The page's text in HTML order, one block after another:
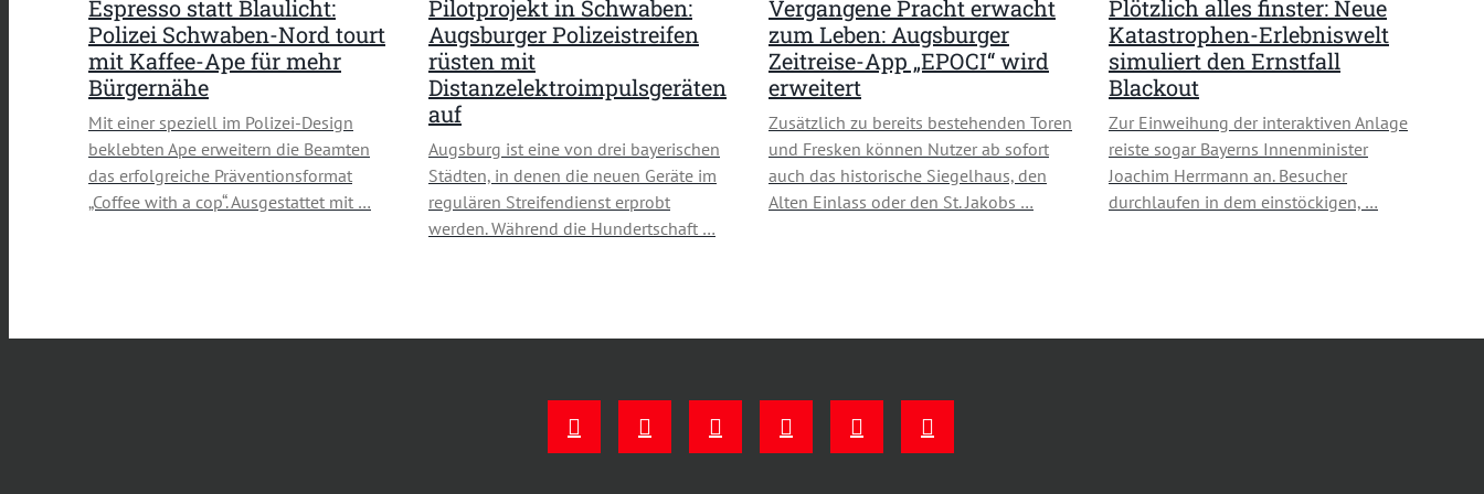
Espresso statt Blaulicht:
Polizei Schwaben-Nord tourt
mit Kaffee-Ape für mehr
Bürgernähe
Mit einer speziell im Polizei-Design
beklebten Ape erweitern die Beamten
das erfolgreiche Präventionsformat
„Coffee with a cop“. Ausgestattet mit …
Pilotprojekt in Schwaben:
Augsburger Polizeistreifen
rüsten mit
Distanzelektroimpulsgeräten
auf
Augsburg ist eine von drei bayerischen
Städten, in denen die neuen Geräte im
regulären Streifendienst erprobt
werden. Während die Hundertschaft …
Vergangene Pracht erwacht
zum Leben: Augsburger
Zeitreise-App „EPOCI“ wird
erweitert
Zusätzlich zu bereits bestehenden Toren
und Fresken können Nutzer ab sofort
auch das historische Siegelhaus, den
Alten Einlass oder den St. Jakobs …
Plötzlich alles finster: Neue
Katastrophen-Erlebniswelt
simuliert den Ernstfall
Blackout
Zur Einweihung der interaktiven Anlage
reiste sogar Bayerns Innenminister
Joachim Herrmann an. Besucher
durchlaufen in dem einstöckigen, …